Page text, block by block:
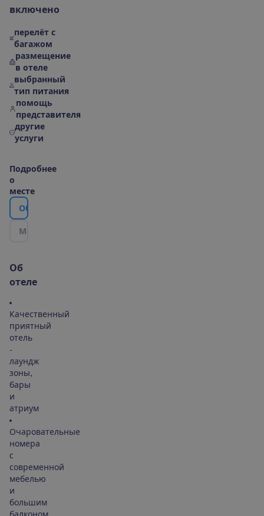
включено
перелёт с
багажом
размещение
в отеле
выбранный
тип питания
помощь
представителя
другие
услуги
Подробнее
о
месте
Об
М
Об
отеле
Качественный
приятный
отель
-
лаундж
зоны,
бары
и
атриум
Очаровательные
номера
с
современной
мебелью
и
большим